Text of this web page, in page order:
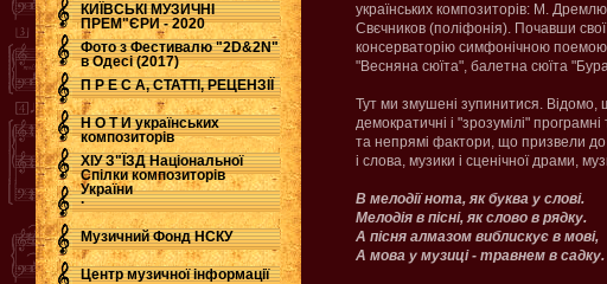
КИЇВСЬКІ МУЗИЧНІ
ПРЕМ"ЄРИ - 2020
Фото з Фестивалю "2D&2N"
в Одесі (2017)
П Р Е С А, СТАТТІ, РЕЦЕНЗІЇ
Н О Т И українських
композиторів
ХІУ З"ЇЗД Національної
Спілки композиторів
України
.
Музичний Фонд НСКУ
Центр музичної інформації
українських композиторів: М.
Свєчников (поліфонія). Почавши
консерваторію симфонічною
"Весняна сюїта", балетна сюїта
Тут ми змушені зупинитися. Відомо,
демократичні і "зрозумілі"
та непрямі фактори, що призвели
і слова, музики і сценічної драми,
В мелодії нота, як буква у слові.
Мелодія в пісні, як слово в рядку.
А пісня алмазом виблискує в мові,
А мова у музиці - травнем в садку.